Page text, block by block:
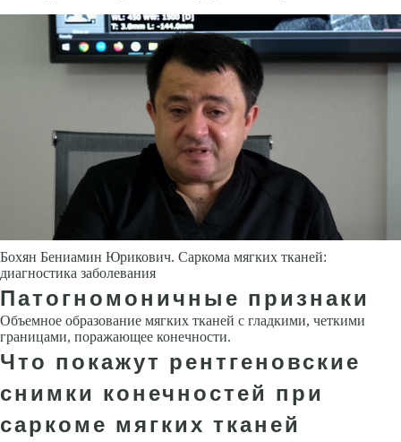
Бохян Бениамин Юрикович. Саркома мягких тканей:
диагностика заболевания
Патогномоничные признаки
Объемное образование мягких тканей с гладкими, четкими
границами, поражающее конечности.
Что покажут рентгеновские
снимки конечностей при
саркоме мягких тканей